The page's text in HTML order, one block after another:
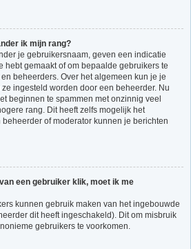
ik mijn rang?
je gebruikersnaam, geven een indicatie
hebt gemaakt of om bepaalde gebruikers te
beheerders. Over het algemeen kun je je
ingesteld worden door een beheerder. Nu
beginnen te spammen met onzinnig veel
rang. Dit heeft zelfs mogelijk het
of moderator kunnen je berichten
een gebruiker klik, moet ik me
kunnen gebruik maken van het ingebouwde
dit heeft ingeschakeld). Dit om misbruik
gebruikers te voorkomen.